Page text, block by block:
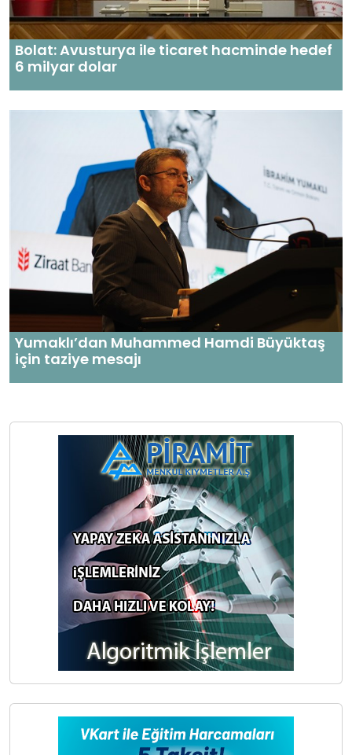
Bolat: Avusturya ile ticaret hacminde hedef
6 milyar dolar
Yumaklı’dan Muhammed Hamdi Büyüktaş
için taziye mesajı